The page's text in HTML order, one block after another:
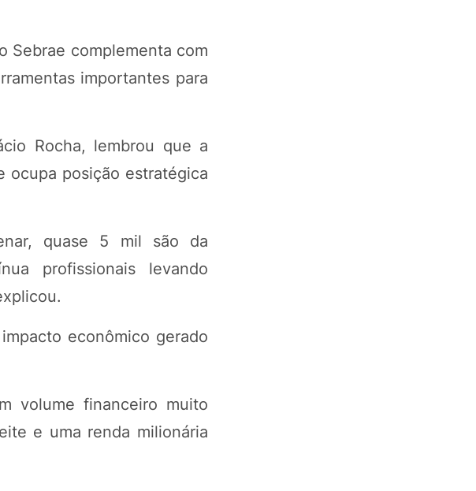
Sebrae complementa com
importantes para
Rocha, lembrou que a
ocupa posição estratégica
quase 5 mil são da
profissionais levando
econômico gerado
volume financeiro muito
e uma renda milionária